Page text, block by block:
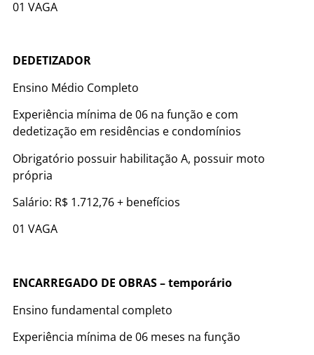
01 VAGA
DEDETIZADOR
Ensino Médio Completo
Experiência mínima de 06 na função e com
dedetização em residências e condomínios
Obrigatório possuir habilitação A, possuir moto
própria
Salário: R$ 1.712,76 + benefícios
01 VAGA
ENCARREGADO DE OBRAS – temporário
Ensino fundamental completo
Experiência mínima de 06 meses na função